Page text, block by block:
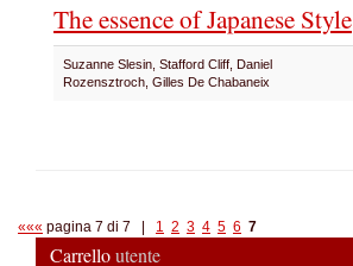
The essence of Japanese Style
Suzanne Slesin, Stafford Cliff, Daniel
Rozensztroch, Gilles De Chabaneix
««« pagina 7 di 7 | 1 2 3 4 5 6 7
Carrelloutente